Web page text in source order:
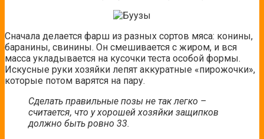
Сначала делается фарш из разных сортов мяса: конины,
баранины, свинины. Он смешивается с жиром, и вся
масса укладывается на кусочки теста особой формы.
Искусные руки хозяйки лепят аккуратные «пирожочки»,
которые потом варятся на пару.
Сделать правильные позы не так легко –
считается, что у хорошей хозяйки защипков
должно быть ровно 33.